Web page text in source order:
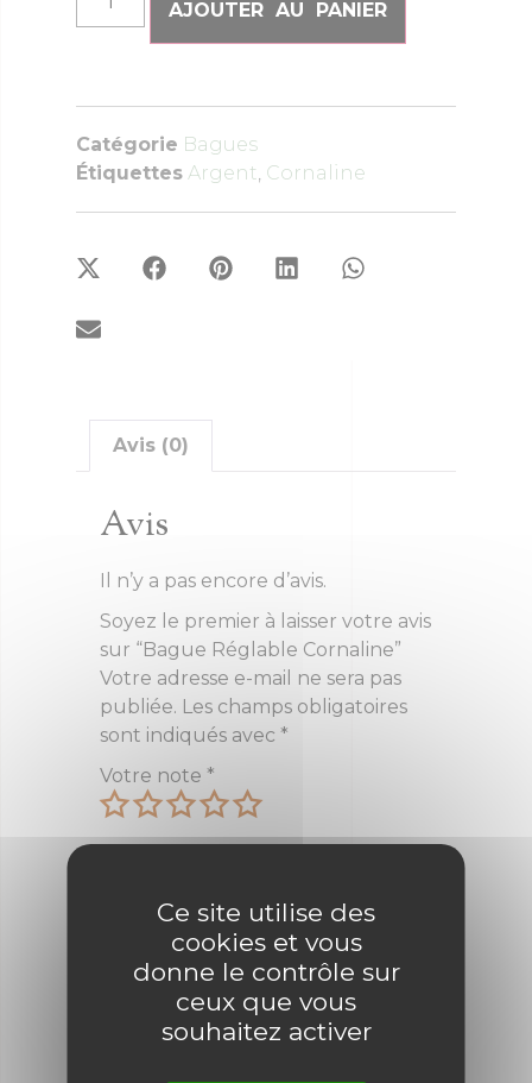
AJOUTER AU PANIER
Catégorie Bagues
Étiquettes Argent, Cornaline
Avis (0)
Avis
Il n’y a pas encore d’avis.
Soyez le premier à laisser votre avis
sur “Bague Réglable Cornaline”
Votre adresse e-mail ne sera pas
publiée. Les champs obligatoires
sont indiqués avec *
Votre note *
Ce site utilise des
cookies et vous
donne le contrôle sur
ceux que vous
souhaitez activer